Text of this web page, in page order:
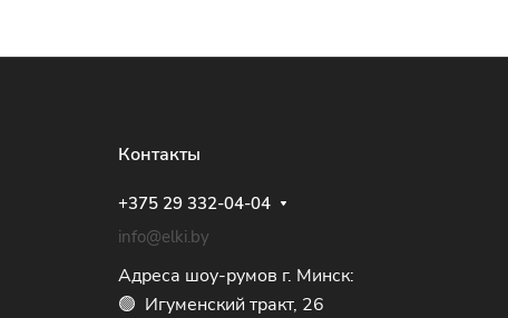
Контакты
+375 29 332-04-04
info@elki.by
Адреса шоу-румов г. Минск:
🟢 Игуменский тракт, 26